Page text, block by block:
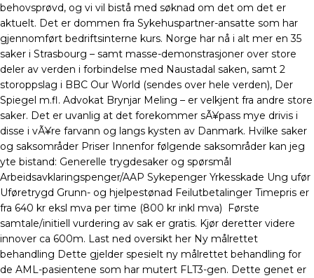
behovsprøvd, og vi vil bistå med søknad om det om det er
aktuelt. Det er dommen fra Sykehuspartner-ansatte som har
gjennomført bedriftsinterne kurs. Norge har nå i alt mer en 35
saker i Strasbourg – samt masse-demonstrasjoner over store
deler av verden i forbindelse med Naustadal saken, samt 2
storoppslag i BBC Our World (sendes over hele verden), Der
Spiegel m.fl. Advokat Brynjar Meling – er velkjent fra andre store
saker. Det er uvanlig at det forekommer sÃ¥pass mye drivis i
disse i vÃ¥re farvann og langs kysten av Danmark. Hvilke saker
og saksområder Priser Innenfor følgende saksområder kan jeg
yte bistand: Generelle trygdesaker og spørsmål
Arbeidsavklaringspenger/AAP Sykepenger Yrkesskade Ung ufør
Uføretrygd Grunn- og hjelpestønad Feilutbetalinger Timepris er
fra 640 kr eksl mva per time (800 kr inkl mva) ​ Første
samtale/initiell vurdering av sak er gratis. Kjør deretter videre
innover ca 600m. Last ned oversikt her Ny målrettet
behandling Dette gjelder spesielt ny målrettet behandling for
de AML-pasientene som har mutert FLT3-gen. Dette genet er